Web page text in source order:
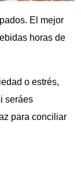
El mejor
horas de
o estrés,
seráes
para conciliar